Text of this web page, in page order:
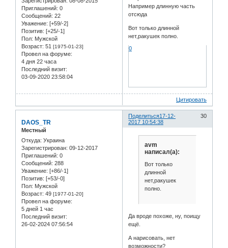
Приглашений: 0
Сообщений: 22
Уважение: [+59/-2]
Позитив: [+25/-1]
Пол: Мужской
Возраст: 51 [1975-01-23]
Провел на форуме:
4 дня 22 часа
Последний визит:
03-09-2020 23:58:04
Например длинную часть
отсюда
Вот только длинной
нет,ракушек полно.
0
Цитировать
Поделиться 30
17-12-
2017 10:54:38
DAOS_TR
Местный
Откуда: Украина
Зарегистрирован: 09-12-2017
Приглашений: 0
Сообщений: 288
Уважение: [+86/-1]
Позитив: [+53/-0]
Пол: Мужской
Возраст: 49 [1977-01-20]
Провел на форуме:
5 дней 1 час
Последний визит:
26-02-2024 07:56:54
avm
написал(а):
Вот только
длинной
нет,ракушек
полно.
Да вроде похоже, ну, поищу
ещё.
А нарисовать, нет
возможности?